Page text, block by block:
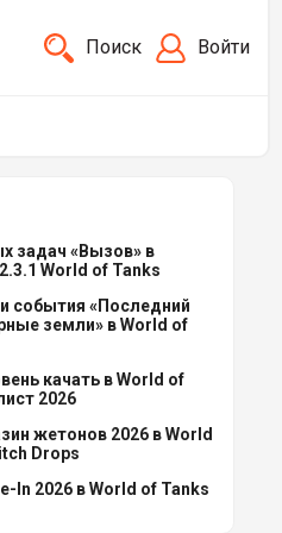
Поиск Войти
задач «Вызов» в
World of Tanks
события «Последний
земли» в World of
качать в World of
2026
жетонов 2026 в World
Drops
In 2026 в World of Tanks